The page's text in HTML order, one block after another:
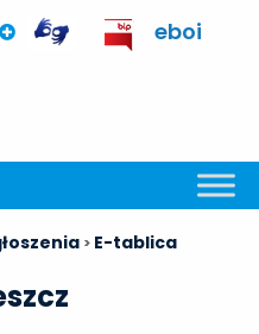
eboi
> E-tablica